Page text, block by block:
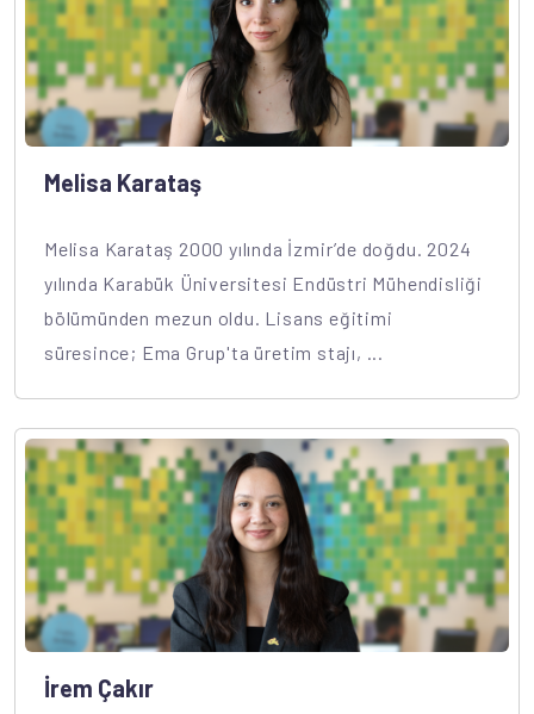
Melisa Karataş
Melisa Karataş 2000 yılında İzmir’de doğdu. 2024
yılında Karabük Üniversitesi Endüstri Mühendisliği
bölümünden mezun oldu. Lisans eğitimi
süresince; Ema Grup'ta üretim stajı, ...
İrem Çakır